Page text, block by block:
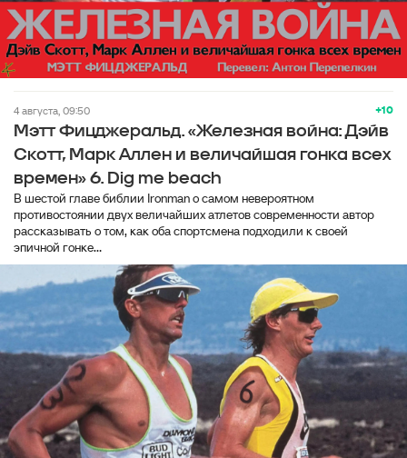
+10
4 августа, 09:50
Мэтт Фицджеральд. «Железная война: Дэйв
Скотт, Марк Аллен и величайшая гонка всех
времен» 6. Dig me beach
В шестой главе библии Ironman о самом невероятном
противостоянии двух величайших атлетов современности автор
рассказывать о том, как оба спортсмена подходили к своей